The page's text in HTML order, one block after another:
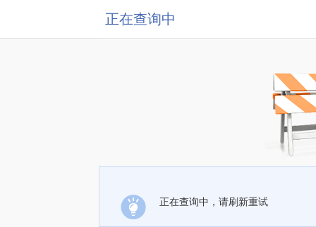
正在查询中
正在查询中，请刷新重试